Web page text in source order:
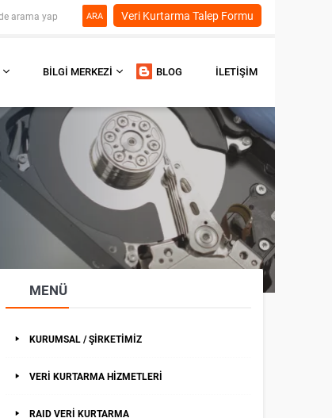
Veri Kurtarma Talep Formu
ARA
BILGI MERKEZI BLOG İLETIŞIM
MENÜ
KURUMSAL / ŞİRKETİMİZ
VERİ KURTARMA HİZMETLERİ
RAID VERİ KURTARMA